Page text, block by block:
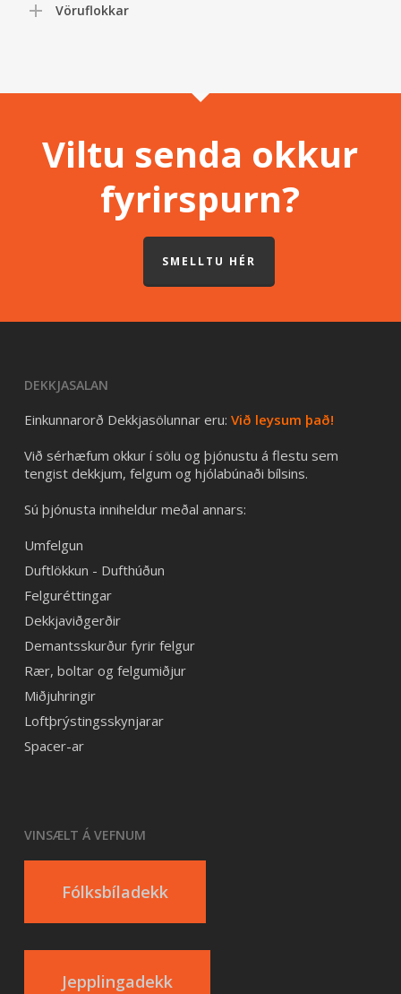
Vöruflokkar
Viltu senda okkur
fyrirspurn?
SMELLTU HÉR
DEKKJASALAN
Einkunnarorð Dekkjasölunnar eru: Við leysum það!
Við sérhæfum okkur í sölu og þjónustu á flestu sem
tengist dekkjum, felgum og hjólabúnaði bílsins.
Sú þjónusta inniheldur meðal annars:
Umfelgun
Duftlökkun - Dufthúðun
Felguréttingar
Dekkjaviðgerðir
Demantsskurður fyrir felgur
Rær, boltar og felgumiðjur
Miðjuhringir
Loftþrýstingsskynjarar
Spacer-ar
VINSÆLT Á VEFNUM
Fólksbíladekk
Jepplingadekk